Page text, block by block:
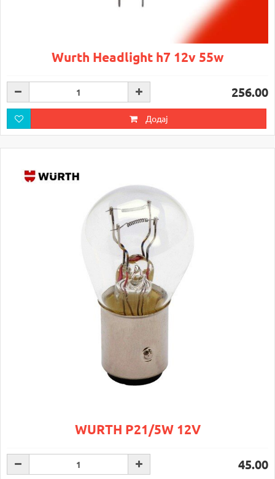
Wurth Headlight h7 12v 55w
256.00
Додај
WURTH P21/5W 12V
45.00